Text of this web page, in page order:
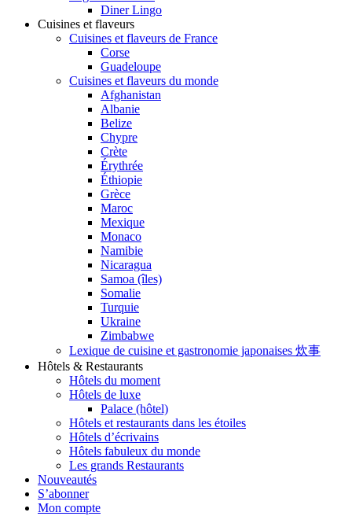
Diner Lingo
Cuisines et flaveurs
Cuisines et flaveurs de France
Corse
Guadeloupe
Cuisines et flaveurs du monde
Afghanistan
Albanie
Belize
Chypre
Crète
Érythrée
Éthiopie
Grèce
Maroc
Mexique
Monaco
Namibie
Nicaragua
Samoa (îles)
Somalie
Turquie
Ukraine
Zimbabwe
Lexique de cuisine et gastronomie japonaises 炊事
Hôtels & Restaurants
Hôtels du moment
Hôtels de luxe
Palace (hôtel)
Hôtels et restaurants dans les étoiles
Hôtels d’écrivains
Hôtels fabuleux du monde
Les grands Restaurants
Nouveautés
S’abonner
Mon compte